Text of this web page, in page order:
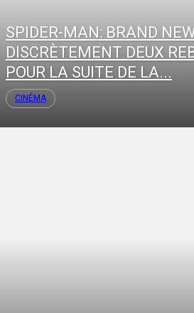
SPIDER-MAN: BRAND
DISCRÈTEMENT DEUX
POUR LA SUITE DE LA...
CINÉMA